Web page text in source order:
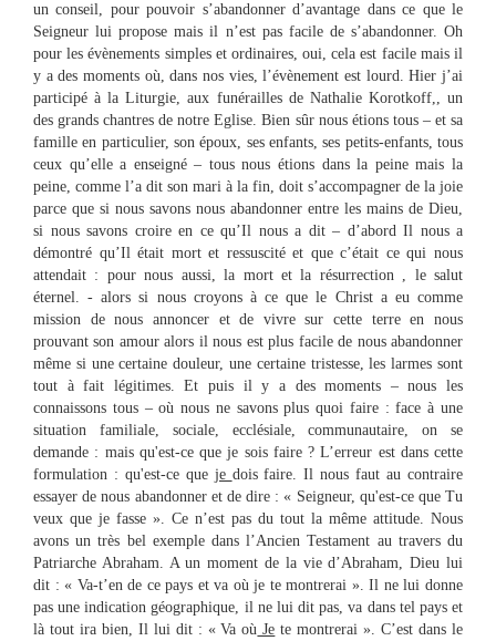
un conseil, pour pouvoir s’abandonner d’avantage dans ce que le
Seigneur lui propose mais il n’est pas facile de s’abandonner. Oh
pour les évènements simples et ordinaires, oui, cela est facile mais il
y a des moments où, dans nos vies, l’évènement est lourd. Hier j’ai
participé à la Liturgie, aux funérailles de Nathalie Korotkoff,, un
des grands chantres de notre Eglise. Bien sûr nous étions tous – et sa
famille en particulier, son époux, ses enfants, ses petits-enfants, tous
ceux qu’elle a enseigné – tous nous étions dans la peine mais la
peine, comme l’a dit son mari à la fin, doit s’accompagner de la joie
parce que si nous savons nous abandonner entre les mains de Dieu,
si nous savons croire en ce qu’Il nous a dit – d’abord Il nous a
démontré qu’Il était mort et ressuscité et que c’était ce qui nous
attendait : pour nous aussi, la mort et la résurrection , le salut
éternel. - alors si nous croyons à ce que le Christ a eu comme
mission de nous annoncer et de vivre sur cette terre en nous
prouvant son amour alors il nous est plus facile de nous abandonner
même si une certaine douleur, une certaine tristesse, les larmes sont
tout à fait légitimes. Et puis il y a des moments – nous les
connaissons tous – où nous ne savons plus quoi faire : face à une
situation familiale, sociale, ecclésiale, communautaire, on se
demande : mais qu'est-ce que je sois faire ? L’erreur est dans cette
formulation : qu'est-ce que je dois faire. Il nous faut au contraire
essayer de nous abandonner et de dire : « Seigneur, qu'est-ce que Tu
veux que je fasse ». Ce n’est pas du tout la même attitude. Nous
avons un très bel exemple dans l’Ancien Testament au travers du
Patriarche Abraham. A un moment de la vie d’Abraham, Dieu lui
dit : « Va-t’en de ce pays et va où je te montrerai ». Il ne lui donne
pas une indication géographique, il ne lui dit pas, va dans tel pays et
là tout ira bien, Il lui dit : « Va où Je te montrerai ». C’est dans le